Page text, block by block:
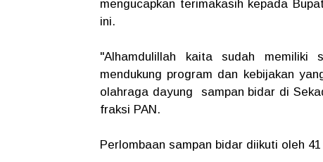
mengucapkan terimakasih kepada
ini.
"Alhamdulillah kaita sudah
mendukung program dan kebijakan
olahraga dayung sampan bidar di
fraksi PAN.
Perlombaan sampan bidar diikuti oleh